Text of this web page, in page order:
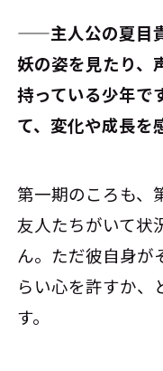
――主人公の夏目
妖の姿を見たり、
持っている少年で
て、変化や成長を
第一期のころも、
友人たちがいて状
ん。ただ彼自身が
らい心を許すか、
す。